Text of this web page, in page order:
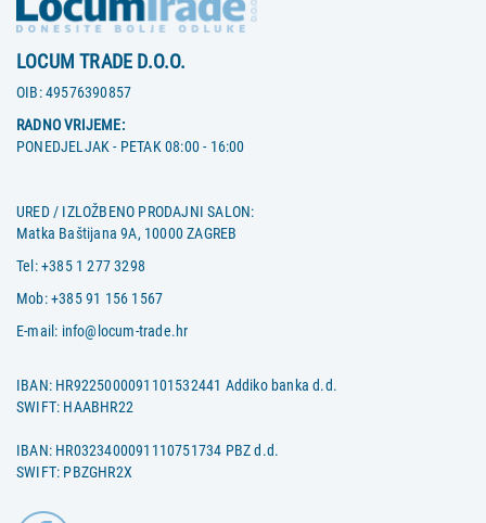
LOCUM TRADE D.O.O.
OIB:49576390857
RADNO VRIJEME:
PONEDJELJAK - PETAK 08:00 - 16:00
URED / IZLOŽBENO PRODAJNI SALON:
Matka Baštijana 9A, 10000 ZAGREB
Tel:+385 1 277 3298
Mob:+385 91 156 1567
E-mail: info@locum-trade.hr
IBAN: HR9225000091101532441 Addiko banka d.d.
SWIFT: HAABHR22
IBAN: HR0323400091110751734 PBZ d.d.
SWIFT: PBZGHR2X